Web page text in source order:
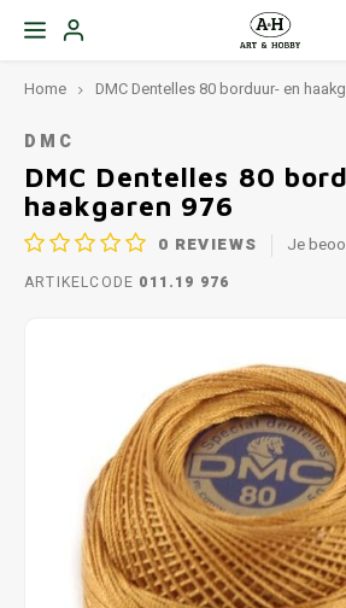
Home DMC Dentelles 80 borduur- en
DMC
DMC Dentelles 80
haakgaren 976
0 REVIEWS Je
ARTIKELCODE 011.19 976